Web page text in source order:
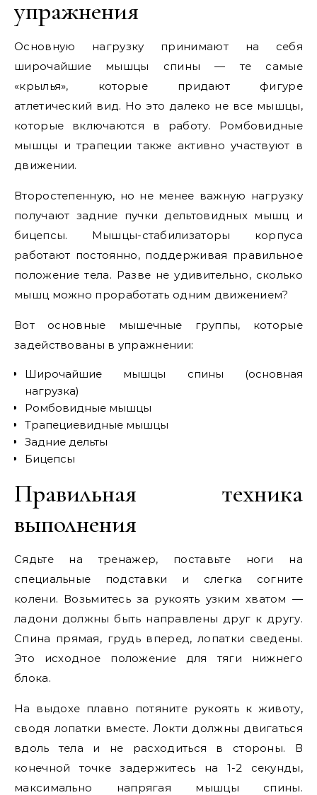
упражнения
Основную нагрузку принимают на себя
широчайшие мышцы спины — те самые
«крылья», которые придают фигуре
атлетический вид. Но это далеко не все мышцы,
которые включаются в работу. Ромбовидные
мышцы и трапеции также активно участвуют в
движении.
Второстепенную, но не менее важную нагрузку
получают задние пучки дельтовидных мышц и
бицепсы. Мышцы-стабилизаторы корпуса
работают постоянно, поддерживая правильное
положение тела. Разве не удивительно, сколько
мышц можно проработать одним движением?
Вот основные мышечные группы, которые
задействованы в упражнении:
Широчайшие мышцы спины (основная
нагрузка)
Ромбовидные мышцы
Трапециевидные мышцы
Задние дельты
Бицепсы
Правильная техника
выполнения
Сядьте на тренажер, поставьте ноги на
специальные подставки и слегка согните
колени. Возьмитесь за рукоять узким хватом —
ладони должны быть направлены друг к другу.
Спина прямая, грудь вперед, лопатки сведены.
Это исходное положение для тяги нижнего
блока.
На выдохе плавно потяните рукоять к животу,
сводя лопатки вместе. Локти должны двигаться
вдоль тела и не расходиться в стороны. В
конечной точке задержитесь на 1-2 секунды,
максимально напрягая мышцы спины.